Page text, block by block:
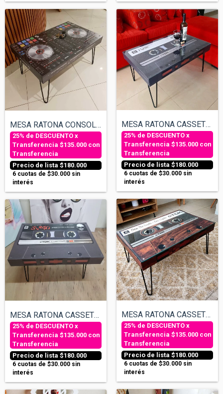
MESA RATONA CONSOLA DJ
$180.000
$135.000 con
Transferencia
6 cuotas de $30.000 sin
interés
MESA RATONA CASSETTE - TEXTO PERSONALIZA...
$180.000
$135.000 con
Transferencia
6 cuotas de $30.000 sin
interés
MESA RATONA CASSETTE - SUMO
$180.000
$135.000 con
Transferencia
6 cuotas de $30.000 sin
interés
MESA RATONA CASSETTE - TIPO MADERA
$180.000
$135.000 con
Transferencia
6 cuotas de $30.000 sin
interés